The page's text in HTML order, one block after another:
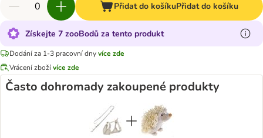
Přidat do košíkuPřidat do košíku
Získejte 7 zooBodů za tento produkt
Dodání za 1-3 pracovní dnyvíce zde
Vrácení zbožívíce zde
Často dohromady zakoupené produkty